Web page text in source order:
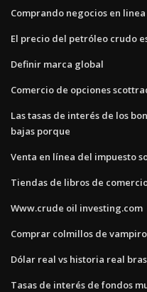
Comprando negocios en linea
El precio del petróleo crudo
Definir marca global
Comercio de opciones
Las tasas de interés de los
bajas porque
Venta en línea del impuesto
Tiendas de libros de
Www.crude oil investing.com
Comprar colmillos de
Dólar real vs historia real
Tasas de interés de fondos